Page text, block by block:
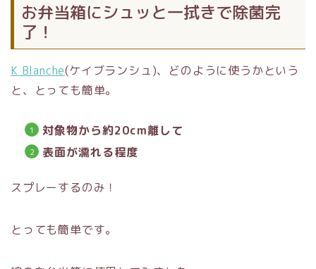
お弁当箱にシュッと一拭きで除菌完
了！
K Blanche(ケイブランシュ)、どのように使うかという
と、とっても簡単。
対象物から約20cm離して
表面が濡れる程度
スプレーするのみ！
とっても簡単です。